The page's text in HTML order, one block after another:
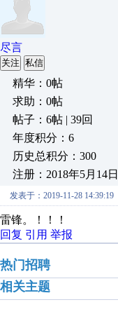
尽言
关注 私信
精华：0帖
求助：0帖
帖子：6帖 | 39回
年度积分：6
历史总积分：300
注册：2018年5月14日
发表于：2019-11-28 14:39:19
雷锋。！！！
回复 引用 举报
热门招聘
相关主题